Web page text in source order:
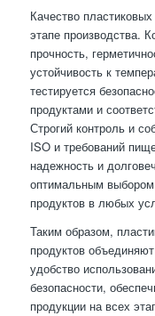
Качество
этапе производства.
прочность,
устойчивость к
тестируется
продуктами и
Строгий контроль и
ISO и требований
надежность и
оптимальным
продуктов в любых
Таким образом,
продуктов
удобство
безопасности,
продукции на всех